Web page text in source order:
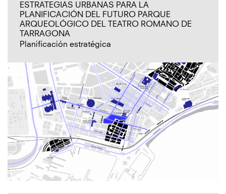
ESTRATEGIAS URBANAS PARA LA
PLANIFICACIÓN DEL FUTURO PARQUE
ARQUEOLÓGICO DEL TEATRO ROMANO DE
TARRAGONA
Planificación estratégica